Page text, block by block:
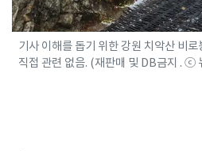
기사 이해를 돕기 위한 강원 치악산 비
직접 관련 없음. (재판매 및 DB금지 . ⓒ